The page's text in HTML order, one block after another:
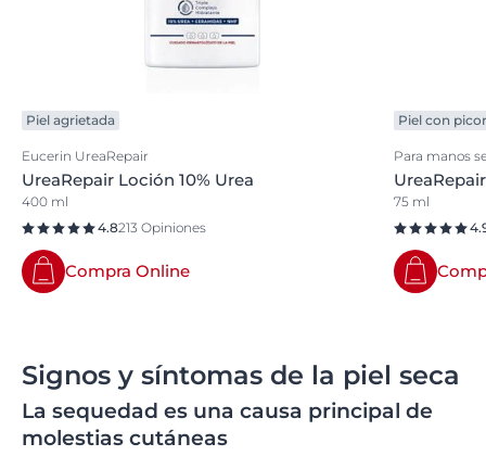
Piel agrietada
Eucerin UreaRepair
UreaRepair Loción 10% Urea
400 ml
4.8213 Opiniones
Compra Online
Piel con picor
Para manos
75 ml
Signos y síntomas de la piel seca
La sequedad es una causa principal de
molestias cutáneas